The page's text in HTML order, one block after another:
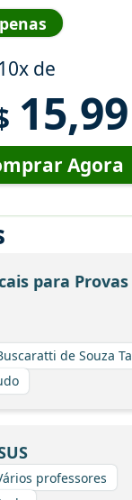
10x de
15,99
Agora
para Provas
de Souza
professores